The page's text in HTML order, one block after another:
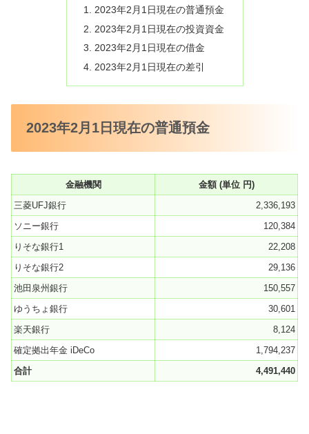
2023年2月1日現在の普通預金
2023年2月1日現在の投資資金
2023年2月1日現在の借金
2023年2月1日現在の差引
2023年2月1日現在の普通預金
金融機関
金額 (単位 円)
三菱UFJ銀行
2,336,193
ソニー銀行
120,384
りそな銀行1
22,208
りそな銀行2
29,136
池田泉州銀行
150,557
ゆうちょ銀行
30,601
楽天銀行
8,124
確定拠出年金 iDeCo
1,794,237
合計
4,491,440